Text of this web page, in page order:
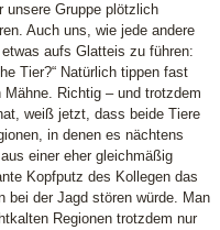
unsere Gruppe plötzlich
Auch uns, wie jede andere
aufs Glatteis zu führen:
Tier?“ Natürlich tippen fast
Richtig – und trotzdem
weiß jetzt, dass beide Tiere
in denen es nächtens
einer eher gleichmäßig
Kopfputz des Kollegen das
bei der Jagd stören würde. Man
Regionen trotzdem nur